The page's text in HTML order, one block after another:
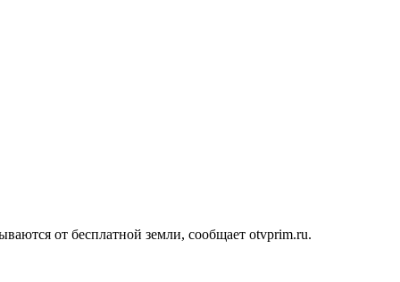
от бесплатной земли, сообщает otvprim.ru.